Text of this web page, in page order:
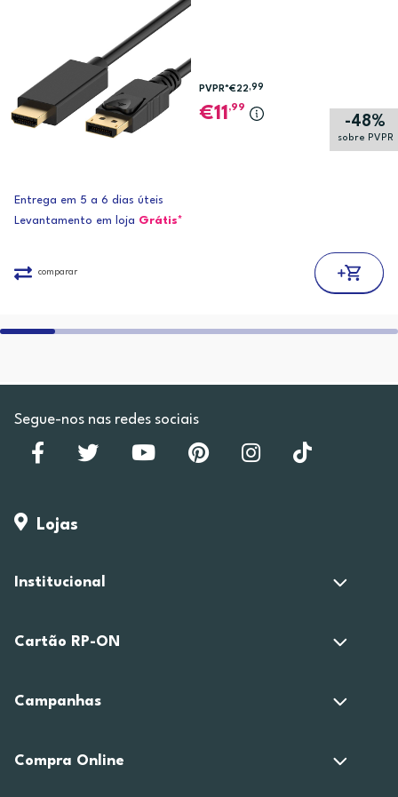
-48%
sobre PVPR
PVPR*€22,99
11 ,99
Entrega em 5 a 6 dias úteis
Levantamento em loja Grátis*
comparar
Segue-nos nas redes sociais
Lojas
Institucional
Cartão RP-ON
Campanhas
Compra Online